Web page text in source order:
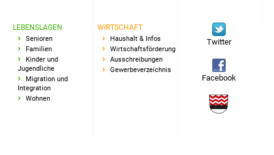
Wirtschaft
Wirtschaftsförderung
LEBENSLAGEN
Senioren
Familien
Kinder und
Jugendliche
Migration und
Integration
Wohnen
WIRTSCHAFT
Haushalt & Infos
Wirtschaftsförderung
Ausschreibungen
Gewerbeverzeichnis
Twitter
Facebook